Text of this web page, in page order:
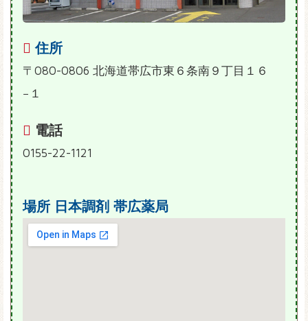
住所
〒080-0806 北海道帯広市東６条南９丁目１６
−１
電話
0155-22-1121
場所 日本調剤 帯広薬局